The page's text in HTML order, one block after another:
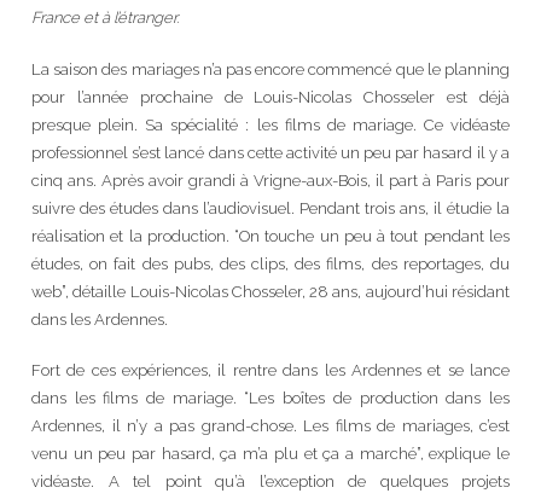
France et à l’étranger.
La saison des mariages n’a pas encore commencé que le planning
pour l’année prochaine de Louis-Nicolas Chosseler est déjà
presque plein. Sa spécialité : les films de mariage. Ce vidéaste
professionnel s’est lancé dans cette activité un peu par hasard il y a
cinq ans. Après avoir grandi à Vrigne-aux-Bois, il part à Paris pour
suivre des études dans l’audiovisuel. Pendant trois ans, il étudie la
réalisation et la production. “On touche un peu à tout pendant les
études, on fait des pubs, des clips, des films, des reportages, du
web”, détaille Louis-Nicolas Chosseler, 28 ans, aujourd’hui résidant
dans les Ardennes.
Fort de ces expériences, il rentre dans les Ardennes et se lance
dans les films de mariage. “Les boîtes de production dans les
Ardennes, il n’y a pas grand-chose. Les films de mariages, c’est
venu un peu par hasard, ça m’a plu et ça a marché”, explique le
vidéaste. A tel point qu’à l’exception de quelques projets